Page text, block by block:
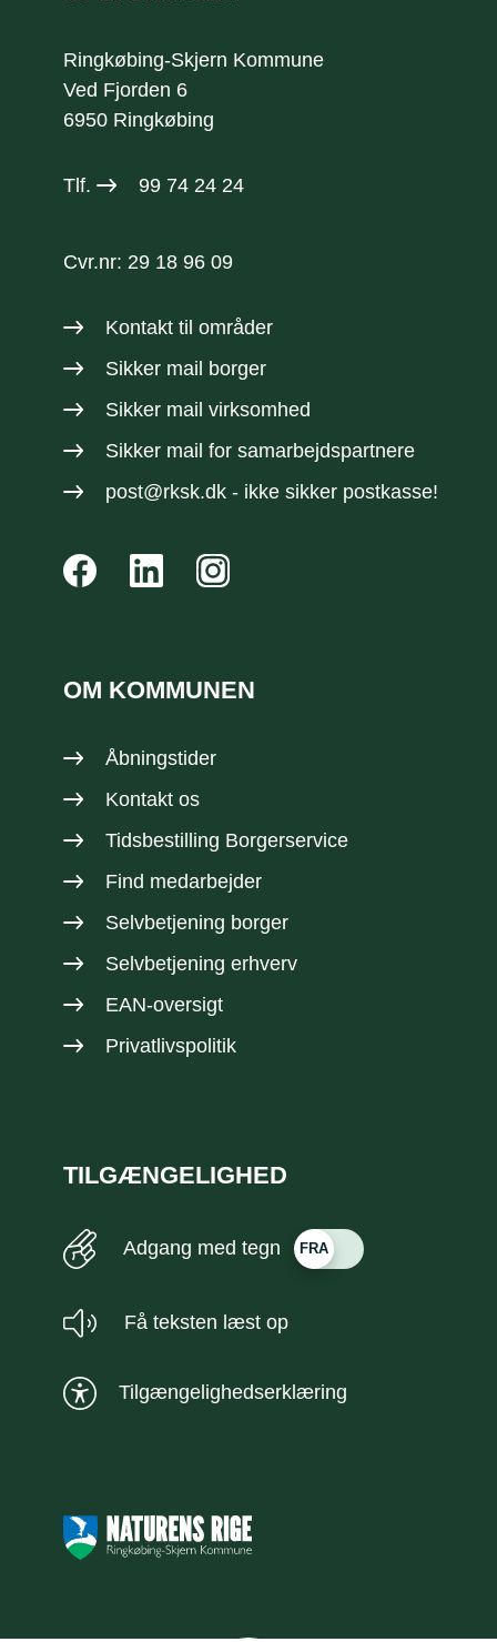
Ringkøbing-Skjern Kommune
Ved Fjorden 6
6950 Ringkøbing
Tlf. 99 74 24 24
Cvr.nr: 29 18 96 09
Kontakt til områder
Sikker mail borger
Sikker mail virksomhed
Sikker mail for samarbejdspartnere
post@rksk.dk- ikke sikker postkasse!
OM KOMMUNEN
Åbningstider
Kontakt os
Tidsbestilling Borgerservice
Find medarbejder
Selvbetjening borger
Selvbetjening erhverv
EAN-oversigt
Privatlivspolitik
TILGÆNGELIGHED
Adgang med tegn
Få teksten læst op
Tilgængelighedserklæring